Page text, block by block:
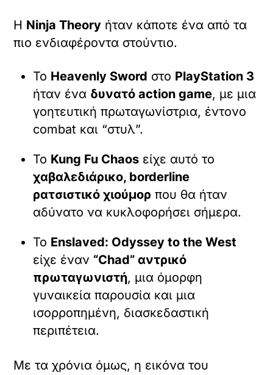
Η Ninja Theory ήταν κάποτε ένα από τα
πιο ενδιαφέροντα στούντιο.
Το Heavenly Sword στο PlayStation 3
ήταν ένα δυνατό action game, με μια
γοητευτική πρωταγωνίστρια, έντονο
combat και “στυλ”.
Το Kung Fu Chaos είχε αυτό το
χαβαλεδιάρικο, borderline
ρατσιστικό χιούμορ που θα ήταν
αδύνατο να κυκλοφορήσει σήμερα.
Το Enslaved: Odyssey to the West
είχε έναν “Chad” αντρικό
πρωταγωνιστή, μια όμορφη
γυναικεία παρουσία και μια
ισορροπημένη, διασκεδαστική
περιπέτεια.
Με τα χρόνια όμως, η εικόνα του